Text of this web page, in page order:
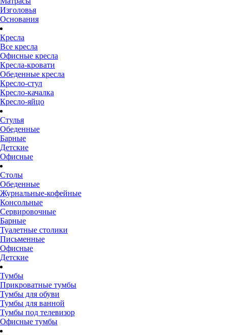
Изголовья
Основания
Кресла
Все кресла
Офисные кресла
Кресла-кровати
Обеденные кресла
Кресло-стул
Кресло-качалка
Кресло-яйцо
Стулья
Обеденные
Барные
Детские
Офисные
Столы
Обеденные
Журнальные-кофейные
Консольные
Сервировочные
Барные
Туалетные столики
Письменные
Офисные
Детские
Тумбы
Прикроватные тумбы
Тумбы для обуви
Тумбы для ванной
Тумбы под телевизор
Офисные тумбы